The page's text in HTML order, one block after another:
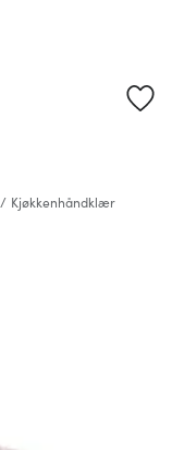
/ Kjøkkenhåndklær